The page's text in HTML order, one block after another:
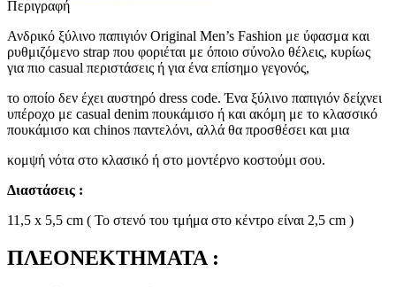
Περιγραφή
Ανδρικό ξύλινο παπιγιόν Original Men’s Fashion με ύφασμα και
ρυθμιζόμενο strap που φοριέται με όποιο σύνολο θέλεις, κυρίως
για πιο casual περιστάσεις ή για ένα επίσημο γεγονός,
το οποίο δεν έχει αυστηρό dress code. Ένα ξύλινο παπιγιόν δείχνει
υπέροχο με casual denim πουκάμισο ή και ακόμη με το κλασσικό
πουκάμισο και chinos παντελόνι, αλλά θα προσθέσει και μια
κομψή νότα στο κλασικό ή στο μοντέρνο κοστούμι σου.
Διαστάσεις :
11,5 x 5,5 cm ( Το στενό του τμήμα στο κέντρο είναι 2,5 cm )
ΠΛΕΟΝΕΚΤΗΜΑΤΑ :